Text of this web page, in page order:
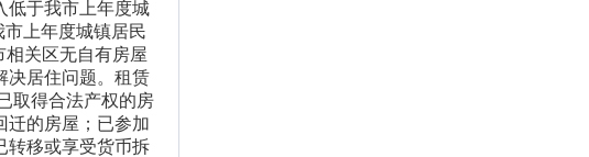
低于我市上年度城
上年度城镇居民
相关区无自有房屋
决居住问题。租赁
取得合法产权的房
迁的房屋；已参加
转移或享受货币拆